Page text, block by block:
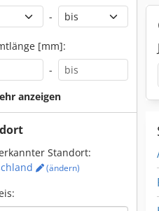
-
[mm]:
-
anzeigen
Standort:
(ändern)